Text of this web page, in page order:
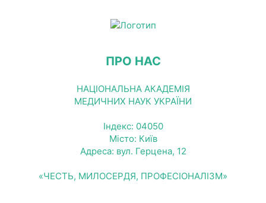
ПРО НАС
НАЦІОНАЛЬНА АКАДЕМІЯ
МЕДИЧНИХ НАУК УКРАЇНИ
Індекс: 04050
Місто: Київ
Адреса: вул. Герцена, 12
«ЧЕСТЬ, МИЛОСЕРДЯ, ПРОФЕСІОНАЛІЗМ»